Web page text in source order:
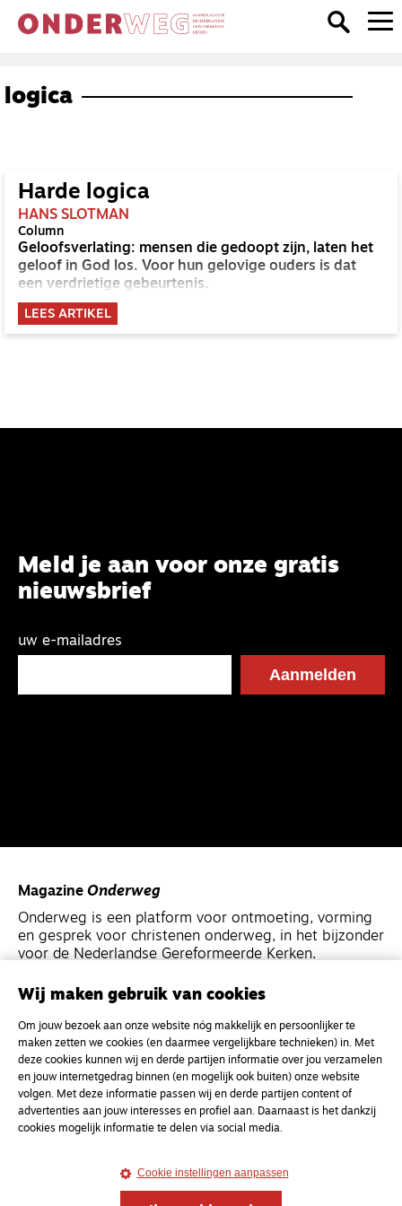
logica
Harde logica
HANS SLOTMAN
Column
Geloofsverlating: mensen die gedoopt zijn, laten het
geloof in God los. Voor hun gelovige ouders is dat
een verdrietige gebeurtenis.
LEES ARTIKEL
Meld je aan voor onze gratis
nieuwsbrief
uw e-mailadres
Magazine Onderweg
Onderweg is een platform voor ontmoeting, vorming
en gesprek voor christenen onderweg, in het bijzonder
voor de Nederlandse Gereformeerde Kerken.
MagazineOnderweg
Kvk-nummer 33277063
NL46 INGB 0117 5827 86
info@onderwegonline.nl
Wij maken gebruik van cookies
Om jouw bezoek aan onze website nóg makkelijk en persoonlijker te
maken zetten we cookies (en daarmee vergelijkbare technieken) in. Met
deze cookies kunnen wij en derde partijen informatie over jou verzamelen
en jouw internetgedrag binnen (en mogelijk ook buiten) onze website
volgen. Met deze informatie passen wij en derde partijen content of
advertenties aan jouw interesses en profiel aan. Daarnaast is het dankzij
cookies mogelijk informatie te delen via social media.
Cookie instellingen aanpassen